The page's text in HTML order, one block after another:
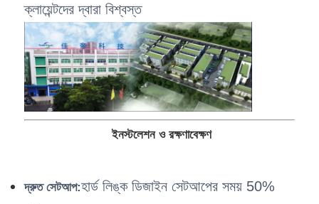
ক্লায়েন্টদের দ্বারা বিশ্বস্ত
ইনস্টলেশন ও রক্ষণাবেক্ষণ
দ্রুত সেটআপ:হার্ড লিঙ্ক ডিজাইন সেটআপের সময় 50%